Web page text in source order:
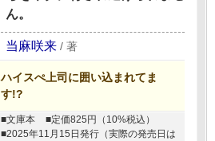
ん。
当麻咲来 / 著
ハイスぺ上司に囲い込まれてま
す!?
■文庫本
■定価825円（10%税込）
■2025年11月15日発行（実際の発売日は